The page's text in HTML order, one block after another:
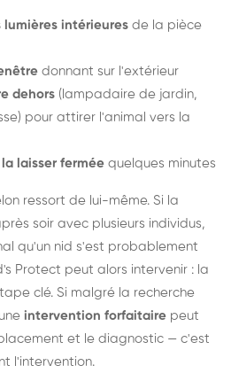
lumières intérieures de la pièce
donnant sur l'extérieur
dehors (lampadaire de jardin,
pour attirer l'animal vers la
laisser fermée quelques minutes
ressort de lui-même. Si la
soir avec plusieurs individus,
qu'un nid s'est probablement
Protect peut alors intervenir : la
clé. Si malgré la recherche
intervention forfaitaire peut
et le diagnostic — c'est
l'intervention.